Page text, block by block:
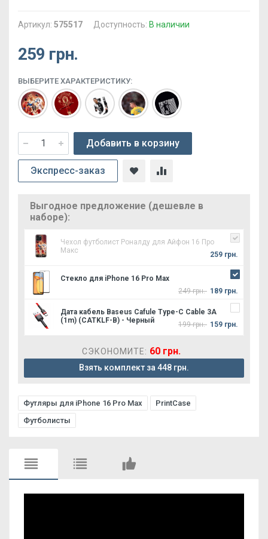
Артикул: 575517 Доступность: В наличии
259 грн.
ВЫБЕРИТЕ ХАРАКТЕРИСТИКУ:
Добавить в корзину
Экспресс-заказ
Выгодное предложение (дешевле в
наборе):
Чехол футболист Роналду для Айфон 16 Про
Макс
259 грн.
Стекло для iPhone 16 Pro Max
249 грн. 189 грн.
Дата кабель Baseus Cafule Type-C Cable 3A
(1m) (CATKLF-B) - Черный
199 грн. 159 грн.
СЭКОНОМИТЕ: 60 грн.
Взять комплект за 448 грн.
Футляры для iPhone 16 Pro Max
PrintCase
Футболисты